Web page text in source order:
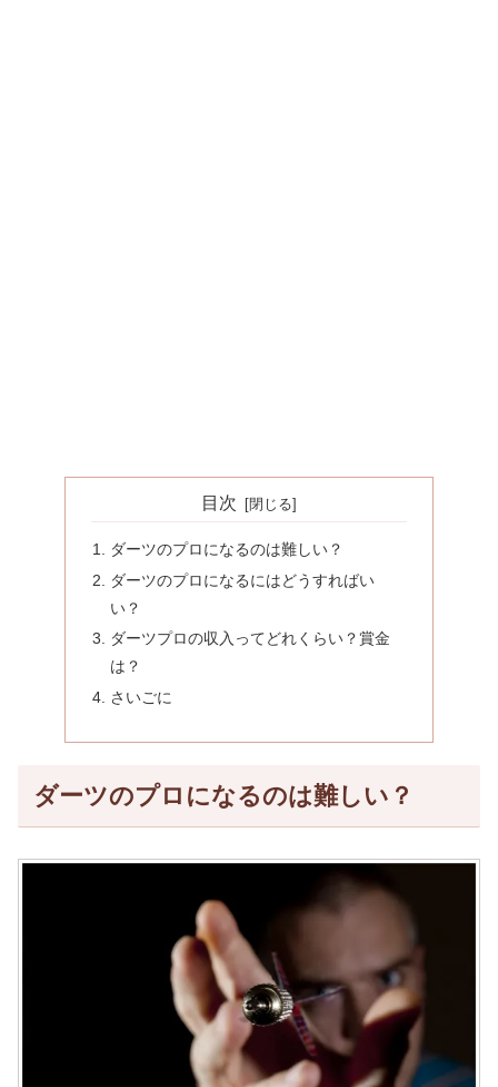
目次
ダーツのプロになるのは難しい？
ダーツのプロになるにはどうすればい
い？
ダーツプロの収入ってどれくらい？賞金
は？
さいごに
ダーツのプロになるのは難しい？